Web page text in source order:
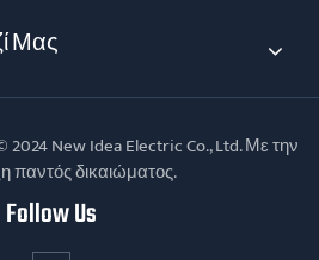
Μας
New Idea Electric Co., Ltd. Με την
παντός δικαιώματος.
Follow Us